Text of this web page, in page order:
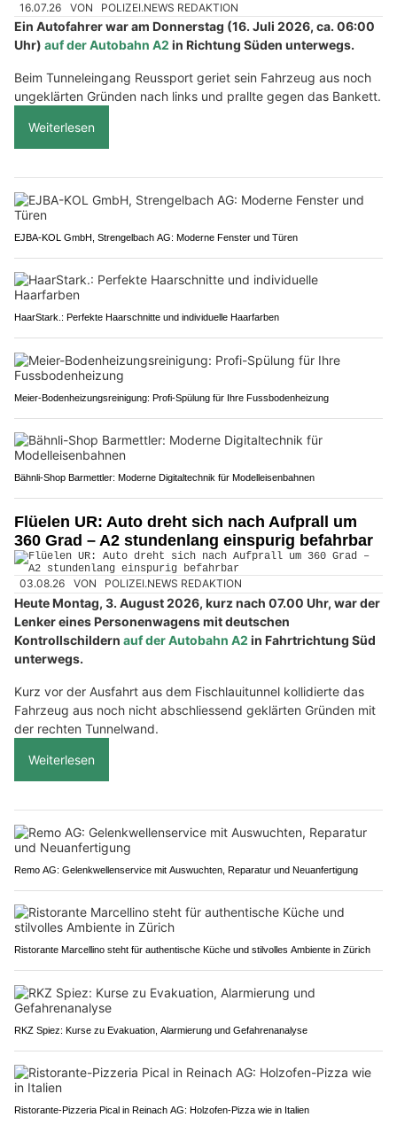
16.07.26 VON POLIZEI.NEWS REDAKTION
Ein Autofahrer war am Donnerstag (16. Juli 2026, ca. 06:00
Uhr) auf der Autobahn A2 in Richtung Süden unterwegs.
Beim Tunneleingang Reussport geriet sein Fahrzeug aus noch
ungeklärten Gründen nach links und prallte gegen das Bankett.
Weiterlesen
EJBA-KOL GmbH, Strengelbach AG: Moderne Fenster und Türen
HaarStark.: Perfekte Haarschnitte und individuelle Haarfarben
Meier-Bodenheizungsreinigung: Profi-Spülung für Ihre Fussbodenheizung
Bähnli-Shop Barmettler: Moderne Digitaltechnik für Modelleisenbahnen
Flüelen UR: Auto dreht sich nach Aufprall um
360 Grad – A2 stundenlang einspurig befahrbar
03.08.26 VON POLIZEI.NEWS REDAKTION
Heute Montag, 3. August 2026, kurz nach 07.00 Uhr, war der
Lenker eines Personenwagens mit deutschen
Kontrollschildern auf der Autobahn A2 in Fahrtrichtung Süd
unterwegs.
Kurz vor der Ausfahrt aus dem Fischlauitunnel kollidierte das
Fahrzeug aus noch nicht abschliessend geklärten Gründen mit
der rechten Tunnelwand.
Weiterlesen
Remo AG: Gelenkwellenservice mit Auswuchten, Reparatur und Neuanfertigung
Ristorante Marcellino steht für authentische Küche und stilvolles Ambiente in Zürich
RKZ Spiez: Kurse zu Evakuation, Alarmierung und Gefahrenanalyse
Ristorante-Pizzeria Pical in Reinach AG: Holzofen-Pizza wie in Italien